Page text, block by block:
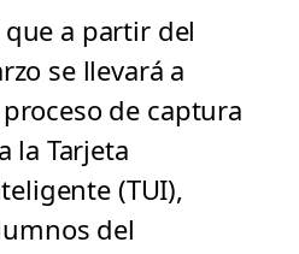
a partir del
se llevará a
de captura
la Tarjeta
(TUI),
del